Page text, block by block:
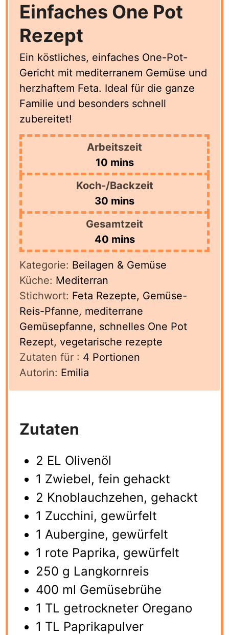
Einfaches One Pot
Rezept
Ein köstliches, einfaches One-Pot-
Gericht mit mediterranem Gemüse und
herzhaftem Feta. Ideal für die ganze
Familie und besonders schnell
zubereitet!
Arbeitszeit
10minutes
mins
Koch-/Backzeit
30 minutes
mins
Gesamtzeit
40minutes
mins
Kategorie: Beilagen & Gemüse
Küche: Mediterran
Stichwort: Feta Rezepte, Gemüse-
Reis-Pfanne, mediterrane
Gemüsepfanne, schnelles One Pot
Rezept, vegetarische rezepte
Zutaten für : 4 Portionen
Autorin: Emilia
Zutaten
2 EL Olivenöl
1 Zwiebel, fein gehackt
2 Knoblauchzehen, gehackt
1 Zucchini, gewürfelt
1 Aubergine, gewürfelt
1 rote Paprika, gewürfelt
250 g Langkornreis
400 ml Gemüsebrühe
1 TL getrockneter Oregano
1 TL Paprikapulver